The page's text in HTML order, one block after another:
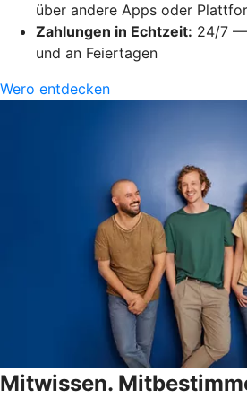
über andere Apps oder
Zahlungen in Echtzeit: 24/7 —
und an Feiertagen
Wero entdecken
Mitwissen.